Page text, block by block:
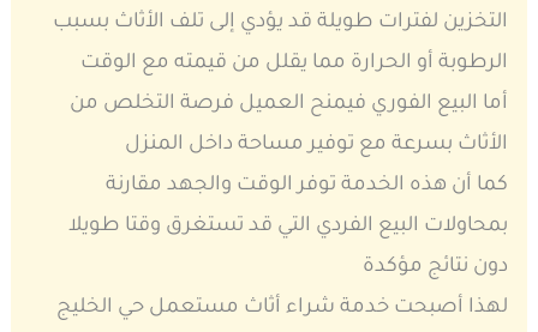
التخزين لفترات طويلة قد يؤدي إلى تلف الأثاث بسبب
الرطوبة أو الحرارة مما يقلل من قيمته مع الوقت
أما البيع الفوري فيمنح العميل فرصة التخلص من
الأثاث بسرعة مع توفير مساحة داخل المنزل
كما أن هذه الخدمة توفر الوقت والجهد مقارنة
بمحاولات البيع الفردي التي قد تستغرق وقتا طويلا
دون نتائج مؤكدة
لهذا أصبحت خدمة شراء أثاث مستعمل حي الخليج